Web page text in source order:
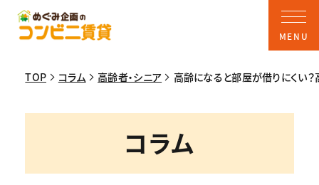
TOP コラム 高齢者・シニア 高齢になると部屋が借りにくい？
コラム